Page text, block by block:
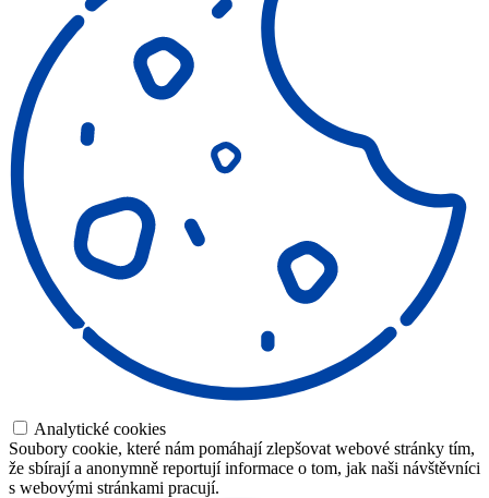
Analytické cookies
Soubory cookie, které nám pomáhají zlepšovat webové stránky tím,
že sbírají a anonymně reportují informace o tom, jak naši návštěvníci
s webovými stránkami pracují.